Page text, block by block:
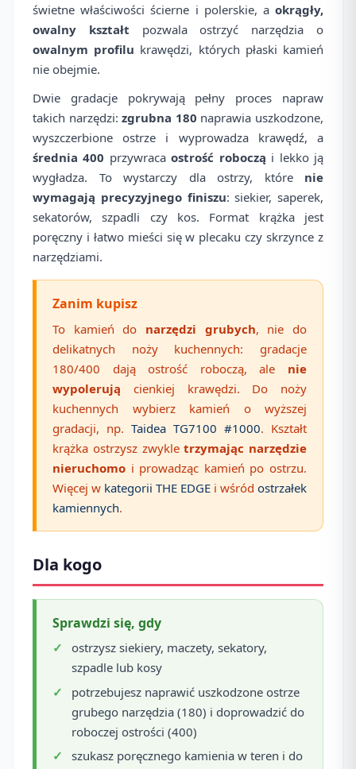
świetne właściwości ścierne i polerskie, a okrągły,
owalny kształt pozwala ostrzyć narzędzia o
owalnym profilu krawędzi, których płaski kamień
nie obejmie.
Dwie gradacje pokrywają pełny proces napraw
takich narzędzi:zgrubna 180 naprawia uszkodzone,
wyszczerbione ostrze i wyprowadza krawędź, a
średnia 400 przywracaostrość roboczą i lekko ją
wygładza. To wystarczy dla ostrzy, które nie
wymagają precyzyjnego finiszu: siekier, saperek,
sekatorów, szpadli czy kos. Format krążka jest
poręczny i łatwo mieści się w plecaku czy skrzynce z
narzędziami.
Zanim kupisz
To kamień do narzędzi grubych, nie do
delikatnych noży kuchennych: gradacje
180/400 dają ostrość roboczą, ale nie
wypolerują cienkiej krawędzi. Do noży
kuchennych wybierz kamień o wyższej
gradacji, np. Taidea TG7100 #1000. Kształt
krążka ostrzysz zwykletrzymając narzędzie
nieruchomo i prowadząc kamień po ostrzu.
Więcej w kategorii THE EDGE i wśród ostrzałek
kamiennych.
Dla kogo
Sprawdzi się, gdy
ostrzysz siekiery, maczety, sekatory,
szpadle lub kosy
potrzebujesz naprawić uszkodzone ostrze
grubego narzędzia (180) i doprowadzić do
roboczej ostrości (400)
szukasz poręcznego kamienia w teren i do